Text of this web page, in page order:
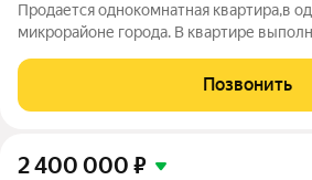
Продается однокомнатная квартира,в
микрорайоне города. В квартире
взрослая поликлиники, детский сад,
Позвонить
2 400 000 ₽